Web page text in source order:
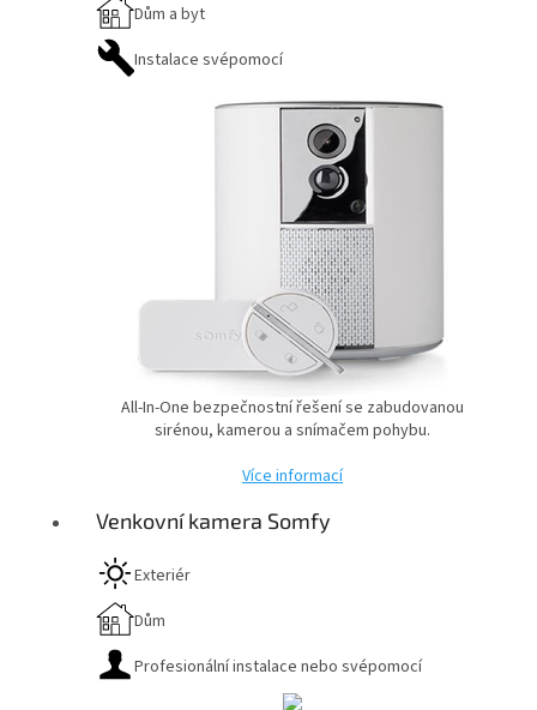
Dům a byt
Instalace svépomocí
All-In-One bezpečnostní řešení se zabudovanou
sirénou, kamerou a snímačem pohybu.
Více informací
Venkovní kamera Somfy
Exteriér
Dům
Profesionální instalace nebo svépomocí